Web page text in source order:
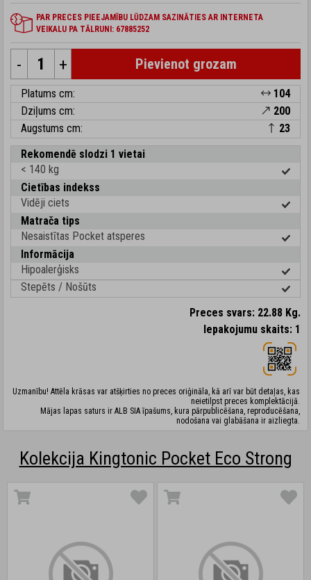
PAR PRECES PIEEJAMĪBU LŪDZAM SAZINĀTIES AR INTERNETA
VEIKALU PA TĀLRUNI: 67885252
- + Pievienot grozam
Platums cm:
104
Dziļums cm:
200
Augstums cm:
23
Rekomendē slodzi 1 vietai
< 140 kg
Cietības indekss
Vidēji ciets
Matrača tips
Nesaistītas Pocket atsperes
Informācija
Hipoalerģisks
Stepēts / Nošūts
Preces svars: 22.88 Kg.
Iepakojumu skaits: 1
Uzmanību! Attēla krāsas var atšķirties no preces oriģināla, kā arī var būt detaļas, kas
neietilpst preces komplektācijā.
Mājas lapas saturs ir ALB SIA īpašums, kura pārpublicēšana, reproducēšana,
nodošana vai glabāšana ir aizliegta.
Kolekcija Kingtonic Pocket Eco Strong